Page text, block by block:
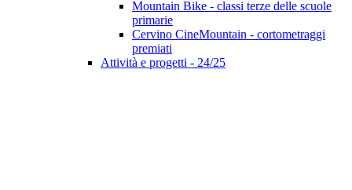
Mountain Bike - classi terze delle scuole
primarie
Cervino CineMountain - cortometraggi
premiati
Attività e progetti - 24/25